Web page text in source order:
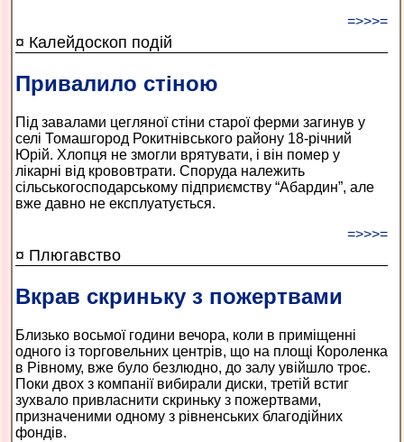
=>>>=
¤ Калейдоскоп подій
Привалило стіною
Під завалами цегляної стіни старої ферми загинув у
селі Томашгород Рокитнівського району 18-річний
Юрій. Хлопця не змогли врятувати, і він помер у
лікарні від крововтрати. Споруда належить
сільськогосподарському підприємству “Абардин”, але
вже давно не експлуатується.
=>>>=
¤ Плюгавство
Вкрав скриньку з пожертвами
Близько восьмої години вечора, коли в приміщенні
одного із торговельних центрів, що на площі Короленка
в Рівному, вже було безлюдно, до залу увійшло троє.
Поки двох з компанії вибирали диски, третій встиг
зухвало привласнити скриньку з пожертвами,
призначеними одному з рівненських благодійних
фондів.